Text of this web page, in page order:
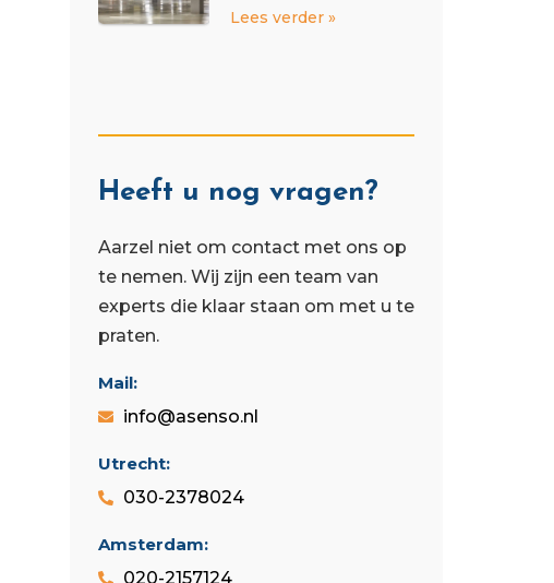
Lees verder »
Heeft u nog vragen?
Aarzel niet om contact met ons op
te nemen. Wij zijn een team van
experts die klaar staan ​​om met u te
praten.
Mail:
info@asenso.nl
Utrecht:
030-2378024
Amsterdam:
020-2157124